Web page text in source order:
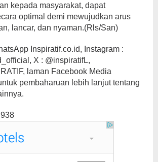
kepada masyarakat, dapat
optimal demi mewujudkan arus
lancar, dan nyaman.(Rls/San)
Inspiratif.co.id, Instagram :
X : @inspiratifL,
laman Facebook Media
pembaharuan lebih lanjut tentang
938